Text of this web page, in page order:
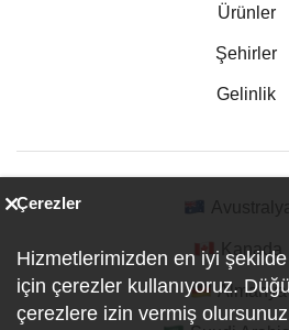
Ürünler
Şehirler
Gelinlik
Kanada
Almanya
Çerezler
Hizmetlerimizden en iyi
için çerezler kullanıyoruz.
çerezlere izin vermiş